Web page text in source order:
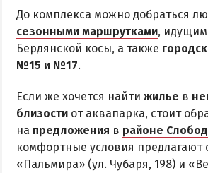
До комплекса можно добраться
сезонными маршрутками,
Бердянской косы, а также
№15 и №17.
Если же хочется найти жилье в
близости от аквапарка, стоит
на предложения в районе
комфортные условия предлагают
«Пальмира» (ул. Чубаря, 198) и